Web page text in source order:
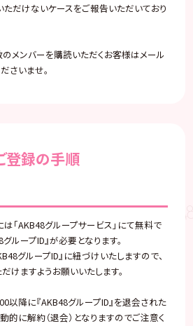
ただけないケースをご報告いただいており
メンバーを購読いただくお客様はメール
さいませ。
登録の手順
は「AKB48グループサービス」にて無料で
ループID』が必要となります。
グループID』に紐づけいたしますので、
けますようお願いいたします。
降に『AKB48グループID』を退会された
的に解約（退会）となりますのでご注意く